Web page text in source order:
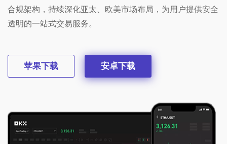
合规架构，持续深化亚太、欧美市场布局，为用户提供安全
透明的一站式交易服务。
苹果下载 安卓下载